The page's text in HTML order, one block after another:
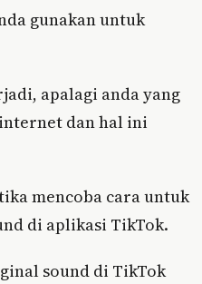
gunakan untuk
apalagi anda yang
dan hal ini
mencoba cara untuk
di aplikasi TikTok.
sound di TikTok